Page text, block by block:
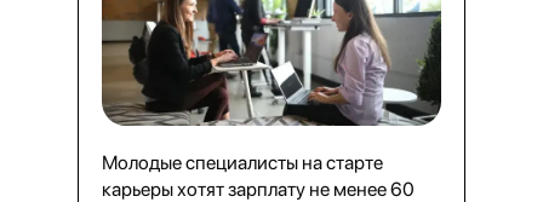
Молодые специалисты на старте
карьеры хотят зарплату не менее 60